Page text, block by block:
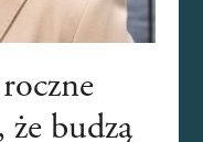
że budzą